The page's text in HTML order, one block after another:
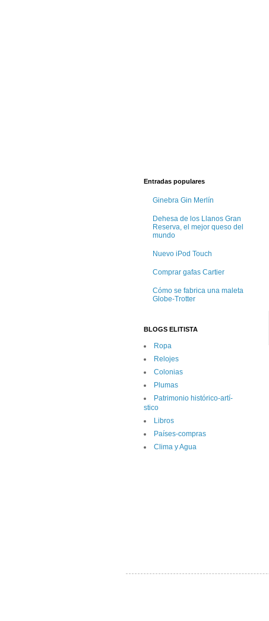
Entradas populares
Ginebra Gin Merlín
Dehesa de los Llanos Gran
Reserva, el mejor queso del
mundo
Nuevo iPod Touch
Comprar gafas Cartier
Cómo se fabrica una maleta
Globe-Trotter
BLOGS ELITISTA
Ropa
Relojes
Colonias
Plumas
Patrimonio histórico-artí­
stico
Libros
Paí­ses-compras
Clima y Agua